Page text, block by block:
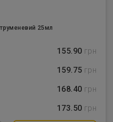
25мл
155.90 грн
159.75 грн
168.40 грн
173.50 грн